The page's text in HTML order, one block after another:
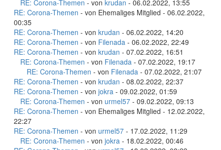
RE: Corona-Themen - von krudan - 06.02.2022, 13:55
RE: Corona-Themen - von Ehemaliges Mitglied - 06.02.2022,
00:35
RE: Corona-Themen - von krudan - 06.02.2022, 14:20
RE: Corona-Themen - von Filenada - 06.02.2022, 22:49
RE: Corona-Themen - von krudan - 07.02.2022, 16:51
RE: Corona-Themen - von Filenada - 07.02.2022, 19:17
RE: Corona-Themen - von Filenada - 07.02.2022, 21:07
RE: Corona-Themen - von krudan - 08.02.2022, 22:37
RE: Corona-Themen - von jokra - 09.02.2022, 01:59
RE: Corona-Themen - von urmel57 - 09.02.2022, 09:13
RE: Corona-Themen - von Ehemaliges Mitglied - 12.02.2022,
22:27
RE: Corona-Themen - von urmel57 - 17.02.2022, 11:29
RE: Corona-Themen - von jokra - 18.02.2022, 00:46